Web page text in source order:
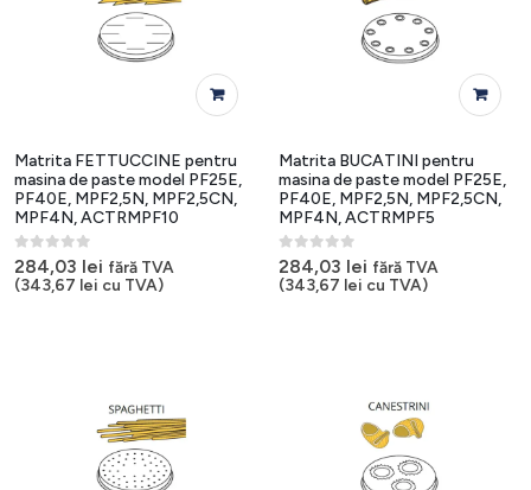
Matrita FETTUCCINE pentru
masina de paste model PF25E,
PF40E, MPF2,5N, MPF2,5CN,
MPF4N, ACTRMPF10
0out of 5
284,03 lei fără TVA
(343,67 lei cu TVA)
Matrita BUCATINI pentru
masina de paste model PF25E,
PF40E, MPF2,5N, MPF2,5CN,
MPF4N, ACTRMPF5
0out of 5
284,03 lei fără TVA
(343,67 lei cu TVA)